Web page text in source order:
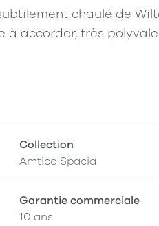
chaulé de
à accorder, très
Collection
Amtico Spacia
Garantie commerciale
10 ans